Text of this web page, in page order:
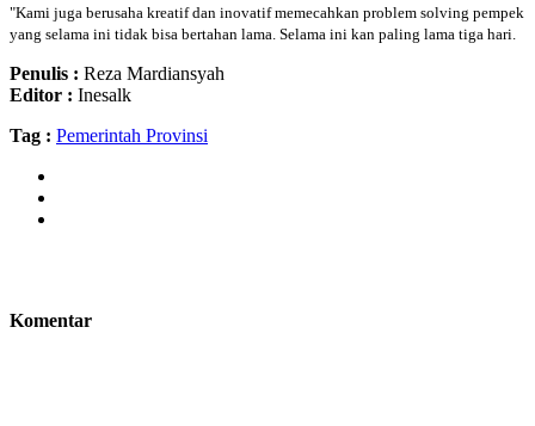
"Kami juga berusaha kreatif dan inovatif memecahkan problem solving pempek
yang selama ini tidak bisa bertahan lama. Selama ini kan paling lama tiga hari.
Penulis : Reza Mardiansyah
Editor : Inesalk
Tag : Pemerintah Provinsi
Komentar